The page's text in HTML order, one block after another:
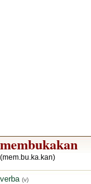
membukakan
(mem.bu.ka.kan)
verba (v)